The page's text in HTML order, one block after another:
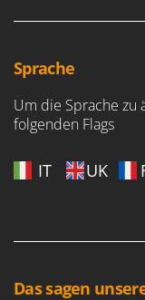
Sprache
Um die Sprache zu
folgenden Flags
IT UK
Das sagen